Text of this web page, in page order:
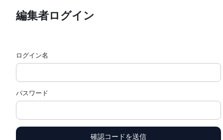
編集者ログイン
ログイン名
パスワード
確認コードを送信